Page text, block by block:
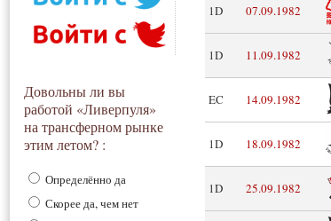
Довольны ли вы
работой «Ливерпуля»
на трансферном рынке
этим летом? :
Определённо да
Скорее да, чем нет
1D 07.09.1982
1D 11.09.1982
EC 14.09.1982
1D 18.09.1982
1D 25.09.1982